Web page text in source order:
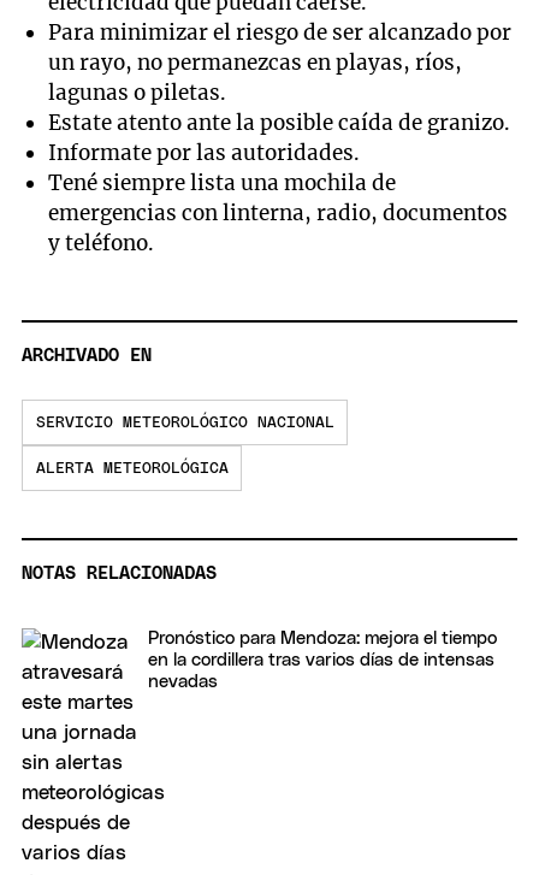
Para minimizar el riesgo de ser alcanzado por
un rayo, no permanezcas en playas, ríos,
lagunas o piletas.
Estate atento ante la posible caída de granizo.
Informate por las autoridades.
Tené siempre lista una mochila de
emergencias con linterna, radio, documentos
y teléfono.
ARCHIVADO EN
SERVICIO METEOROLÓGICO NACIONAL
ALERTA METEOROLÓGICA
NOTAS RELACIONADAS
Pronóstico para Mendoza: mejora el tiempo
en la cordillera tras varios días de intensas
nevadas